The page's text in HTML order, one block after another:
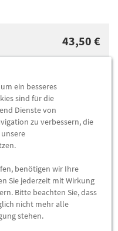
43,50 €
ein besseres
sind für die
Dienste von
zu verbessern, die
benötigen wir Ihre
Sie jederzeit mit Wirkung
Bitte beachten Sie, dass
nicht mehr alle
stehen.